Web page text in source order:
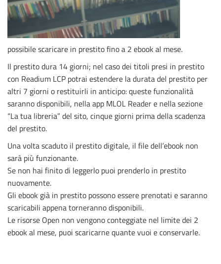
possibile scaricare in prestito fino a 2 ebook al mese.
Il prestito dura 14 giorni; nel caso dei titoli presi in prestito
con Readium LCP potrai estendere la durata del prestito per
altri 7 giorni o restituirli in anticipo: queste funzionalità
saranno disponibili, nella app MLOL Reader e nella sezione
“La tua libreria” del sito, cinque giorni prima della scadenza
del prestito.
Una volta scaduto il prestito digitale, il file dell’ebook non
sarà più funzionante.
Se non hai finito di leggerlo puoi prenderlo in prestito
nuovamente.
Gli ebook già in prestito possono essere prenotati e saranno
scaricabili appena torneranno disponibili.
Le risorse Open non vengono conteggiate nel limite dei 2
ebook al mese, puoi scaricarne quante vuoi e conservarle.